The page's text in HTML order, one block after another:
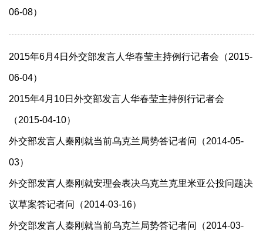
06-08）
2015年6月4日外交部发言人华春莹主持例行记者会（2015-
06-04）
2015年4月10日外交部发言人华春莹主持例行记者会
（2015-04-10）
外交部发言人秦刚就当前乌克兰局势答记者问（2014-05-
03）
外交部发言人秦刚就安理会表决乌克兰克里米亚公投问题决
议草案答记者问（2014-03-16）
外交部发言人秦刚就当前乌克兰局势答记者问（2014-03-